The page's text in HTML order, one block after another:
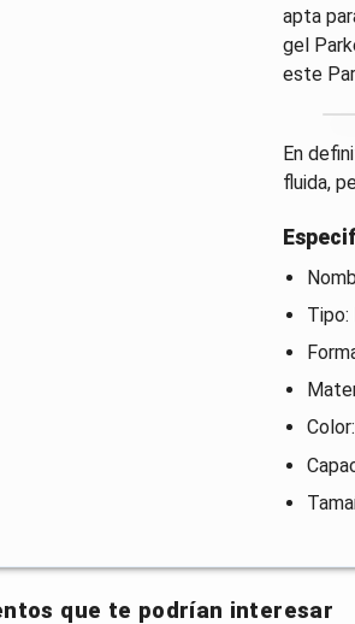
apta
gel
este
En
fluida,
Tipo:
que te podrían interesar